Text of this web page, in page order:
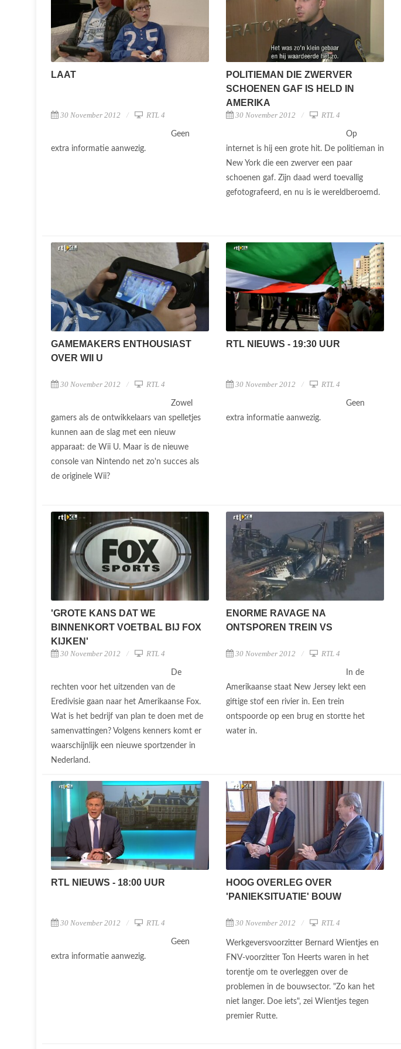
LAAT
30 November 2012 RTL 4
Geen
extra informatie aanwezig.
POLITIEMAN DIE ZWERVER
SCHOENEN GAF IS HELD IN
AMERIKA
30 November 2012 RTL 4
Op
internet is hij een grote hit. De politieman in
New York die een zwerver een paar
schoenen gaf. Zijn daad werd toevallig
gefotografeerd, en nu is ie wereldberoemd.
GAMEMAKERS ENTHOUSIAST
OVER WII U
30 November 2012 RTL 4
Zowel
gamers als de ontwikkelaars van spelletjes
kunnen aan de slag met een nieuw
apparaat: de Wii U. Maar is de nieuwe
console van Nintendo net zo'n succes als
de originele Wii?
RTL NIEUWS - 19:30 UUR
30 November 2012 RTL 4
Geen
extra informatie aanwezig.
'GROTE KANS DAT WE
BINNENKORT VOETBAL BIJ FOX
KIJKEN'
30 November 2012 RTL 4
De
rechten voor het uitzenden van de
Eredivisie gaan naar het Amerikaanse Fox.
Wat is het bedrijf van plan te doen met de
samenvattingen? Volgens kenners komt er
waarschijnlijk een nieuwe sportzender in
Nederland.
ENORME RAVAGE NA
ONTSPOREN TREIN VS
30 November 2012 RTL 4
In de
Amerikaanse staat New Jersey lekt een
giftige stof een rivier in. Een trein
ontspoorde op een brug en stortte het
water in.
RTL NIEUWS - 18:00 UUR
30 November 2012 RTL 4
Geen
extra informatie aanwezig.
HOOG OVERLEG OVER
'PANIEKSITUATIE' BOUW
30 November 2012 RTL 4
Werkgeversvoorzitter Bernard Wientjes en
FNV-voorzitter Ton Heerts waren in het
torentje om te overleggen over de
problemen in de bouwsector. "Zo kan het
niet langer. Doe iets", zei Wientjes tegen
premier Rutte.